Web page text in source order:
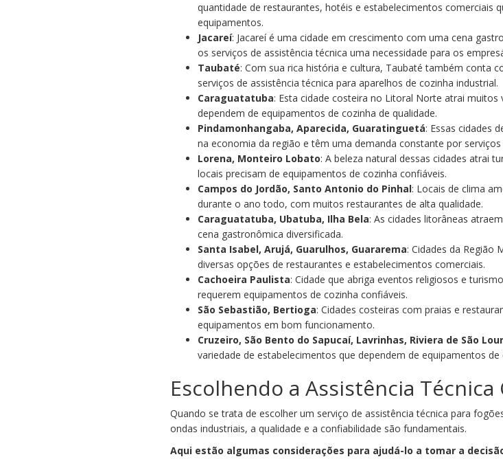
quantidade de restaurantes, hotéis e estabelecimentos comerciais
equipamentos.
Jacareí: Jacareí é uma cidade em crescimento com uma cena
os serviços de assistência técnica uma necessidade para os
Taubaté: Com sua rica história e cultura, Taubaté também conta
serviços de assistência técnica para aparelhos de cozinha industrial.
Caraguatatuba: Esta cidade costeira no Litoral Norte atrai muitos
dependem de equipamentos de cozinha de qualidade.
Pindamonhangaba, Aparecida, Guaratinguetá: Essas cidades
na economia da região e têm uma demanda constante por serviços
Lorena, Monteiro Lobato: A beleza natural dessas cidades atrai
locais precisam de equipamentos de cozinha confiáveis.
Campos do Jordão, Santo Antonio do Pinhal: Locais de clima
durante o ano todo, com muitos restaurantes de alta qualidade.
Caraguatatuba, Ubatuba, Ilha Bela: As cidades litorâneas
cena gastronômica diversificada.
Santa Isabel, Arujá, Guarulhos, Guararema: Cidades da Região
diversas opções de restaurantes e estabelecimentos comerciais.
Cachoeira Paulista: Cidade que abriga eventos religiosos e
requerem equipamentos de cozinha confiáveis.
São Sebastião, Bertioga: Cidades costeiras com praias e
equipamentos em bom funcionamento.
Cruzeiro, São Bento do Sapucaí, Lavrinhas, Riviera de São
variedade de estabelecimentos que dependem de equipamentos de
Escolhendo a Assistência Técnica
Quando se trata de escolher um serviço de assistência técnica para
ondas industriais, a qualidade e a confiabilidade são fundamentais.
Aqui estão algumas considerações para ajudá-lo a tomar a